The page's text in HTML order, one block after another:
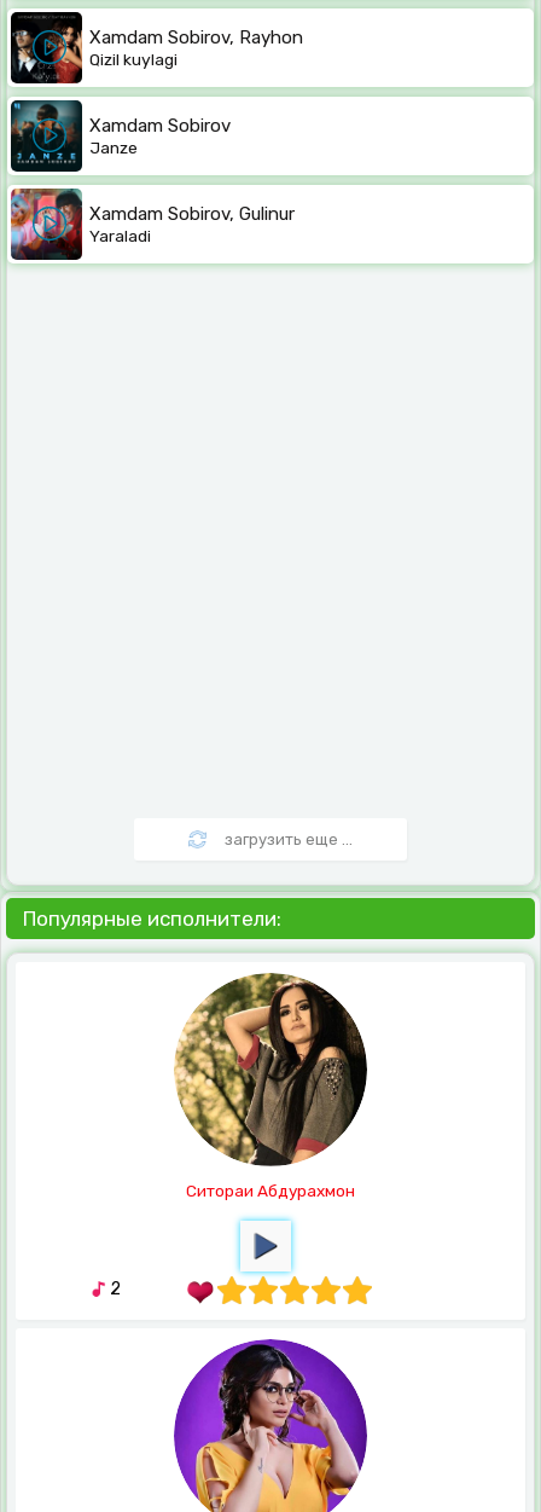
Xamdam Sobirov, Rayhon
Qizil kuylagi
Xamdam Sobirov
Janze
Xamdam Sobirov, Gulinur
Yaraladi
загрузить еще ...
Популярные исполнители:
Ситораи Абдурахмон
2